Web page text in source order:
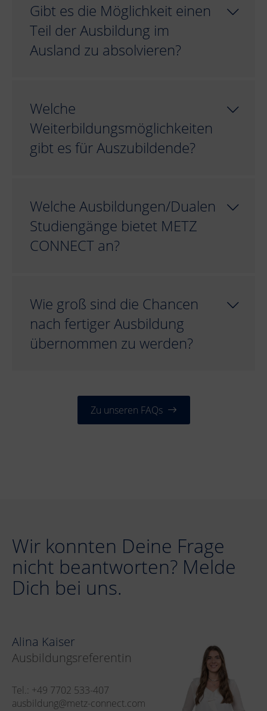
Gibt es die Möglichkeit einen
Teil der Ausbildung im
Ausland zu absolvieren?
Welche
Weiterbildungsmöglichkeiten
gibt es für Auszubildende?
Welche Ausbildungen/Dualen
Studiengänge bietet METZ
CONNECT an?
Wie groß sind die Chancen
nach fertiger Ausbildung
übernommen zu werden?
Zu unseren FAQs
Wir konnten Deine Frage
nicht beantworten? Melde
Dich bei uns.
Alina Kaiser
Ausbildungsreferentin
Tel.: +49 7702 533-407
ausbildung@metz-connect.com